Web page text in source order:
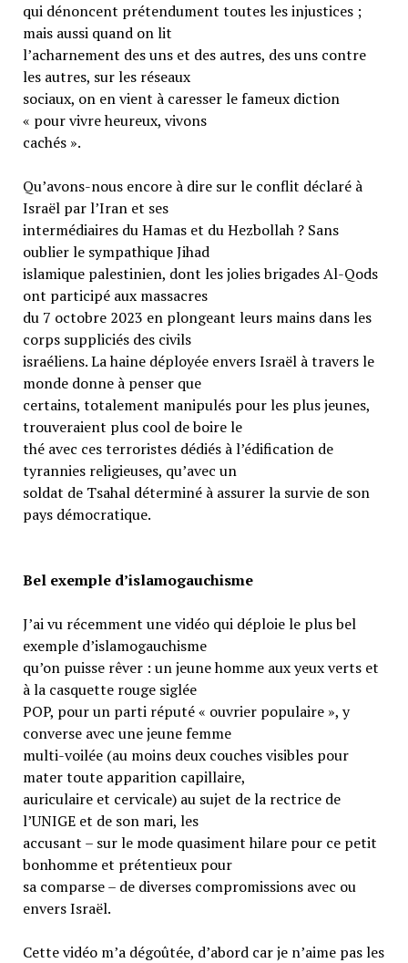
qui dénoncent prétendument toutes les injustices ;
mais aussi quand on lit
l’acharnement des uns et des autres, des uns contre
les autres, sur les réseaux
sociaux, on en vient à caresser le fameux diction
« pour vivre heureux, vivons
cachés ».
Qu’avons-nous encore à dire sur le conflit déclaré à
Israël par l’Iran et ses
intermédiaires du Hamas et du Hezbollah ? Sans
oublier le sympathique Jihad
islamique palestinien, dont les jolies brigades Al-Qods
ont participé aux massacres
du 7 octobre 2023 en plongeant leurs mains dans les
corps suppliciés des civils
israéliens. La haine déployée envers Israël à travers le
monde donne à penser que
certains, totalement manipulés pour les plus jeunes,
trouveraient plus cool de boire le
thé avec ces terroristes dédiés à l’édification de
tyrannies religieuses, qu’avec un
soldat de Tsahal déterminé à assurer la survie de son
pays démocratique.
Bel exemple d’islamogauchisme
J’ai vu récemment une vidéo qui déploie le plus bel
exemple d’islamogauchisme
qu’on puisse rêver : un jeune homme aux yeux verts et
à la casquette rouge siglée
POP, pour un parti réputé « ouvrier populaire », y
converse avec une jeune femme
multi-voilée (au moins deux couches visibles pour
mater toute apparition capillaire,
auriculaire et cervicale) au sujet de la rectrice de
l’UNIGE et de son mari, les
accusant – sur le mode quasiment hilare pour ce petit
bonhomme et prétentieux pour
sa comparse – de diverses compromissions avec ou
envers Israël.
Cette vidéo m’a dégoûtée, d’abord car je n’aime pas les